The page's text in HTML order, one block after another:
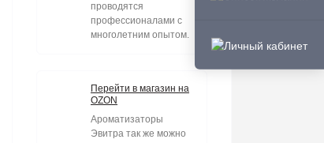
проводятся
профессионалами с
многолетним опытом.
Перейти в магазин на
OZON
Ароматизаторы
Эвитра так же можно